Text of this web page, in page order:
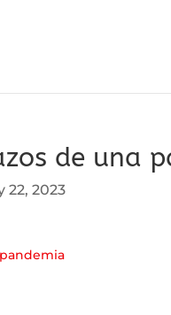
de una
22, 2023